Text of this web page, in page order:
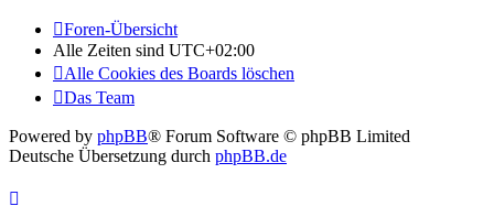
Foren-Übersicht
Alle Zeiten sind UTC+02:00
Alle Cookies des Boards löschen
Das Team
Powered by phpBB® Forum Software © phpBB Limited
Deutsche Übersetzung durch phpBB.de